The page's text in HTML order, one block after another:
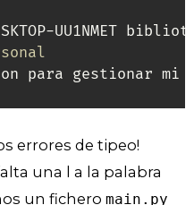
UU1NMET
para gestionar
errores de tipeo!
una l a la palabra
un fichero main.py